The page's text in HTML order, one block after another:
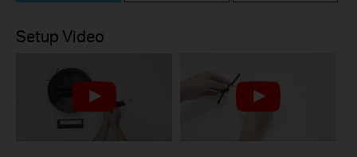
Setup Video